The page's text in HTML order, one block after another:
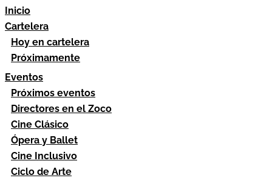
Inicio
Cartelera
Hoy en cartelera
Próximamente
Eventos
Próximos eventos
Directores en el Zoco
Cine Clásico
Ópera y Ballet
Cine Inclusivo
Ciclo de Arte